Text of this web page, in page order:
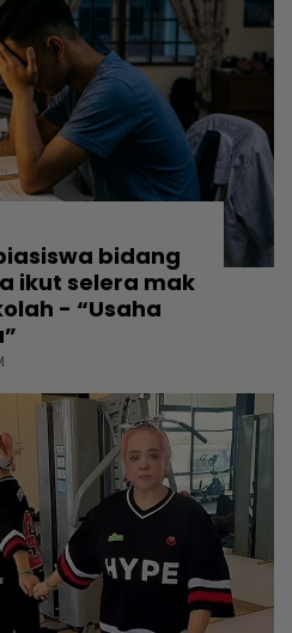
bidang
ikut selera mak
- “Usaha